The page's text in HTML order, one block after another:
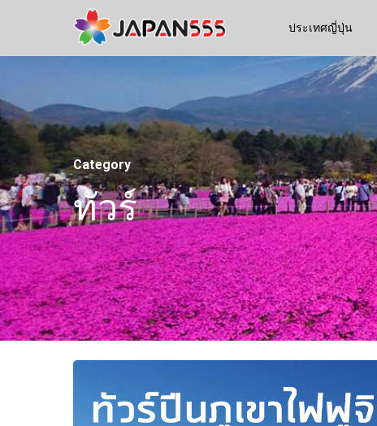
ประเทศญี่ปุ่น
Category
ทัวร์